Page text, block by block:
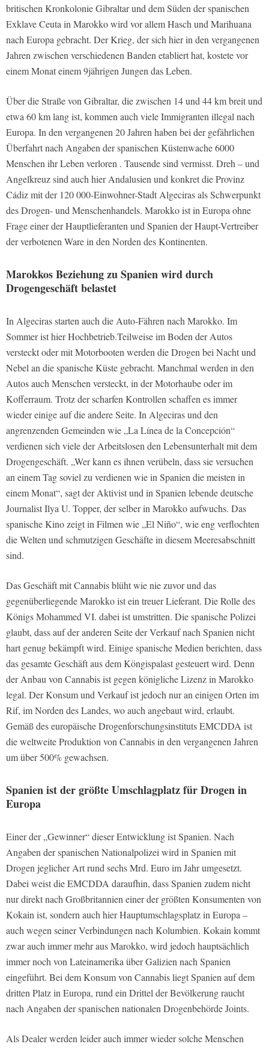
britischen Kronkolonie Gibraltar und dem Süden der spanischen
Exklave Ceuta in Marokko wird vor allem Hasch und Marihuana
nach Europa gebracht. Der Krieg, der sich hier in den vergangenen
Jahren zwischen verschiedenen Banden etabliert hat, kostete vor
einem Monat einem 9jährigen Jungen das Leben.
Über die Straße von Gibraltar, die zwischen 14 und 44 km breit und
etwa 60 km lang ist, kommen auch viele Immigranten illegal nach
Europa. In den vergangenen 20 Jahren haben bei der gefährlichen
Überfahrt nach Angaben der spanischen Küstenwache 6000
Menschen ihr Leben verloren . Tausende sind vermisst. Dreh – und
Angelkreuz sind auch hier Andalusien und konkret die Provinz
Cádiz mit der 120 000-Einwohner-Stadt Algeciras als Schwerpunkt
des Drogen- und Menschenhandels. Marokko ist in Europa ohne
Frage einer der Hauptlieferanten und Spanien der Haupt-Vertreiber
der verbotenen Ware in den Norden des Kontinenten.
Marokkos Beziehung zu Spanien wird durch
Drogengeschäft belastet
In Algeciras starten auch die Auto-Fähren nach Marokko. Im
Sommer ist hier Hochbetrieb.Teilweise im Boden der Autos
versteckt oder mit Motorbooten werden die Drogen bei Nacht und
Nebel an die spanische Küste gebracht. Manchmal werden in den
Autos auch Menschen versteckt, in der Motorhaube oder im
Kofferraum. Trotz der scharfen Kontrollen schaffen es immer
wieder einige auf die andere Seite. In Algeciras und den
angrenzenden Gemeinden wie „La Línea de la Concepción“
verdienen sich viele der Arbeitslosen den Lebensunterhalt mit dem
Drogengeschäft. „Wer kann es ihnen verübeln, dass sie versuchen
an einem Tag soviel zu verdienen wie in Spanien die meisten in
einem Monat“, sagt der Aktivist und in Spanien lebende deutsche
Journalist Ilya U. Topper, der selber in Marokko aufwuchs. Das
spanische Kino zeigt in Filmen wie „El Niño“, wie eng verflochten
die Welten und schmutzigen Geschäfte in diesem Meeresabschnitt
sind.
Das Geschäft mit Cannabis blüht wie nie zuvor und das
gegenüberliegende Marokko ist ein treuer Lieferant. Die Rolle des
Königs Mohammed VI. dabei ist umstritten. Die spanische Polizei
glaubt, dass auf der anderen Seite der Verkauf nach Spanien nicht
hart genug bekämpft wird. Einige spanische Medien berichten, dass
das gesamte Geschäft aus dem Köngispalast gesteuert wird. Denn
der Anbau von Cannabis ist gegen königliche Lizenz in Marokko
legal. Der Konsum und Verkauf ist jedoch nur an einigen Orten im
Rif, im Norden des Landes, wo auch angebaut wird, erlaubt.
Gemäß des europäische Drogenforschungsinstituts EMCDDA ist
die weltweite Produktion von Cannabis in den vergangenen Jahren
um über 500% gewachsen.
Spanien ist der größte Umschlagplatz für Drogen in
Europa
Einer der „Gewinner“ dieser Entwicklung ist Spanien. Nach
Angaben der spanischen Nationalpolizei wird in Spanien mit
Drogen jeglicher Art rund sechs Mrd. Euro im Jahr umgesetzt.
Dabei weist die EMCDDA daraufhin, dass Spanien zudem nicht
nur direkt nach Großbritannien einer der größten Konsumenten von
Kokain ist, sondern auch hier Hauptumschlagsplatz in Europa –
auch wegen seiner Verbindungen nach Kolumbien. Kokain kommt
zwar auch immer mehr aus Marokko, wird jedoch hauptsächlich
immer noch von Lateinamerika über Galizien nach Spanien
eingeführt. Bei dem Konsum von Cannabis liegt Spanien auf dem
dritten Platz in Europa, rund ein Drittel der Bevölkerung raucht
nach Angaben der spanischen nationalen Drogenbehörde Joints.
Als Dealer werden leider auch immer wieder solche Menschen